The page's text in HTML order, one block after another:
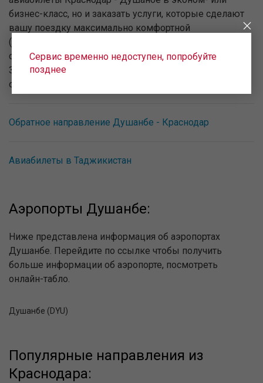
бизнес-класс, но и заказать услуги, которые сделают
вашу поездку максимально комфортной
(дополнительный багаж, специальное питание в
самолёте, номер в отеле в городе прибытия и пр.).
Заказать дополнительные услуги можно при
оформлении билета.
Обратное направление Душанбе - Краснодар
Авиабилеты в Таджикистан
Аэропорты Душанбе:
Ниже представлена информация об аэропортах
Душанбе. Перейдите по ссылке чтобы получить
больше информации об аэропорте, посмотреть
онлайн-табло.
Душанбе (DYU)
Популярные направления из
Краснодара:
Сервис временно недоступен, попробуйте
позднее